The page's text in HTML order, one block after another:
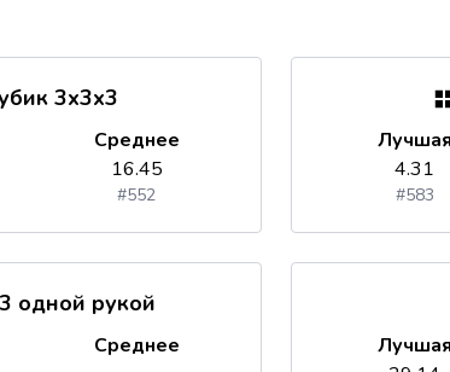
3x3x3
Среднее
16.45
#552
Лучшая
4.31
#583
одной рукой
Среднее
Лучшая